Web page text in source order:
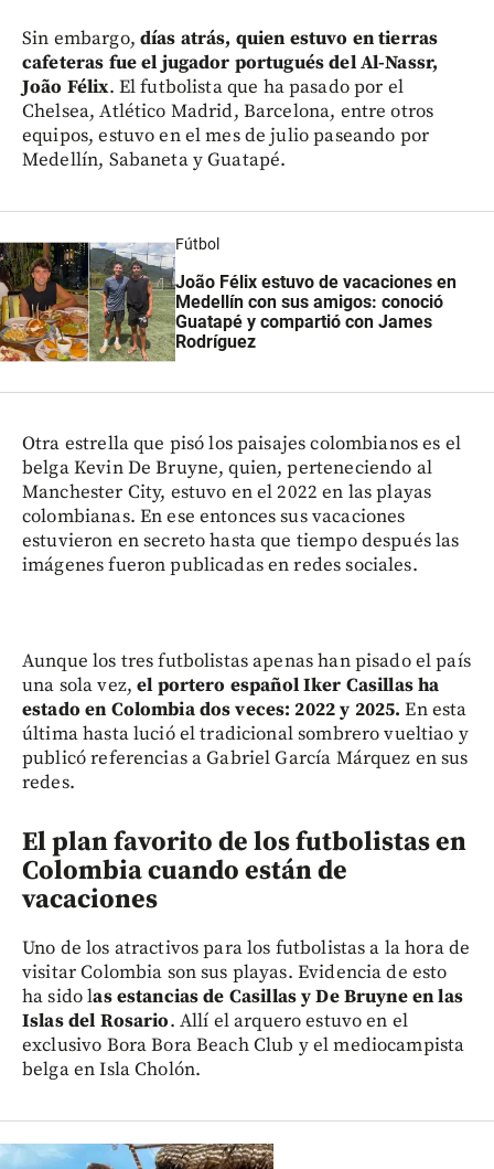
Sin embargo, días atrás, quien estuvo en tierras
cafeteras fue el jugador portugués del Al-Nassr,
João Félix. El futbolista que ha pasado por el
Chelsea, Atlético Madrid, Barcelona, entre otros
equipos, estuvo en el mes de julio paseando por
Medellín, Sabaneta y Guatapé.
Fútbol
João Félix estuvo de vacaciones en
Medellín con sus amigos: conoció
Guatapé y compartió con James
Rodríguez
Otra estrella que pisó los paisajes colombianos es el
belga Kevin De Bruyne, quien, perteneciendo al
Manchester City, estuvo en el 2022 en las playas
colombianas. En ese entonces sus vacaciones
estuvieron en secreto hasta que tiempo después las
imágenes fueron publicadas en redes sociales.
Aunque los tres futbolistas apenas han pisado el país
una sola vez,el portero español Iker Casillas ha
estado en Colombia dos veces: 2022 y 2025. En esta
última hasta lució el tradicional sombrero vueltiao y
publicó referencias a Gabriel García Márquez en sus
redes.
El plan favorito de los futbolistas en
Colombia cuando están de
vacaciones
Uno de los atractivos para los futbolistas a la hora de
visitar Colombia son sus playas. Evidencia de esto
ha sido las estancias de Casillas y De Bruyne en las
Islas del Rosario. Allí el arquero estuvo en el
exclusivo Bora Bora Beach Club y el mediocampista
belga en Isla Cholón.